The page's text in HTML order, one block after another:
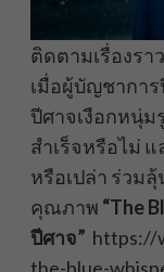
ติดตามเรื่องรา
เมื่อผู้บัญชากา
ปีศาจเงือกหนุ่ม
สำเร็จหรือไม่
หรือเปล่า ร่วม
คุณภาพ “The
ปีศาจ” https://